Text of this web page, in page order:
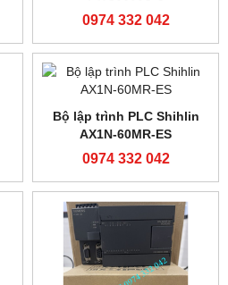
PLC Shihlin AX2N-80MR-ES
0974 332 042
Màn hình cảm ứng MCGS
TPC7012E1
0974 332 042